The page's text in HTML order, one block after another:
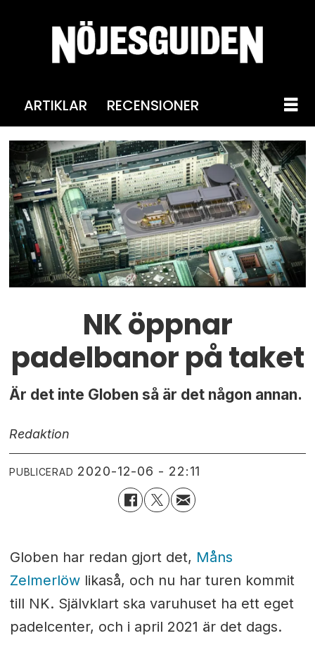
ARTIKLAR RECENSIONER
NK öppnar
padelbanor på taket
Är det inte Globen så är det någon annan.
Redaktion
PUBLICERAD 2020-12-06 - 22:11
Globen har redan gjort det, Måns
Zelmerlöwlikaså, och nu har turen kommit
till NK. Självklart ska varuhuset ha ett eget
padelcenter, och i april 2021 är det dags.